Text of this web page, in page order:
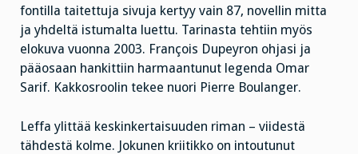
fontilla taitettuja sivuja kertyy vain 87, novellin mitta
ja yhdeltä istumalta luettu. Tarinasta tehtiin myös
elokuva vuonna 2003. François Dupeyron ohjasi ja
pääosaan hankittiin harmaantunut legenda Omar
Sarif. Kakkosroolin tekee nuori Pierre Boulanger.
Leffa ylittää keskinkertaisuuden riman – viidestä
tähdestä kolme. Jokunen kriitikko on intoutunut